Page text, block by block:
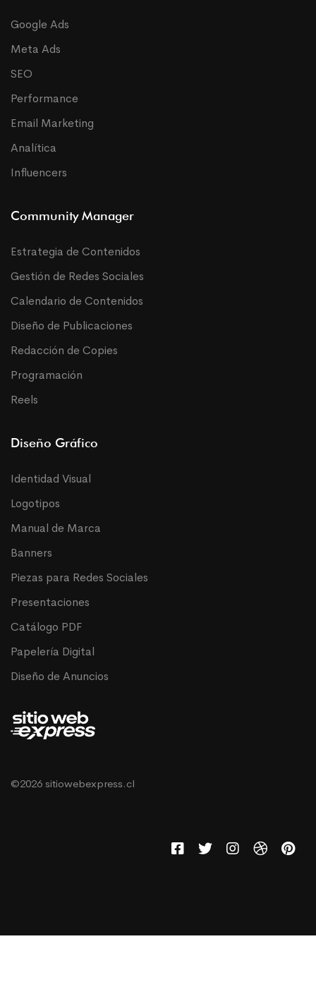
Google Ads
Meta Ads
SEO
Performance
Email Marketing
Analítica
Influencers
Community Manager
Estrategia de Contenidos
Gestión de Redes Sociales
Calendario de Contenidos
Diseño de Publicaciones
Redacción de Copies
Programación
Reels
Diseño Gráfico
Identidad Visual
Logotipos
Manual de Marca
Banners
Piezas para Redes Sociales
Presentaciones
Catálogo PDF
Papelería Digital
Diseño de Anuncios
©2026 sitiowebexpress.cl